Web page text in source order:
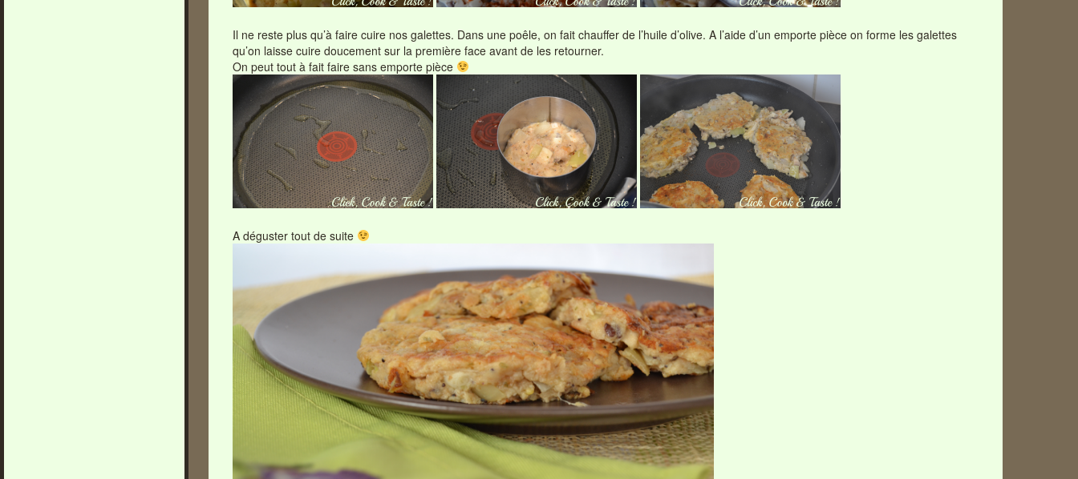
Il ne reste plus qu’à faire cuire nos galettes. Dans une poêle, on fait chauffer de l’huile d’olive. A l’aide d’un emporte pièce on forme les galettes
qu’on laisse cuire doucement sur la première face avant de les retourner.
On peut tout à fait faire sans emporte pièce
A déguster tout de suite